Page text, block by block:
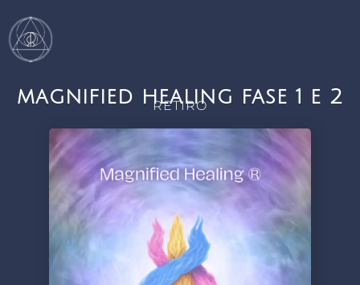
magnified healing fase 1 e 2
RETIRO